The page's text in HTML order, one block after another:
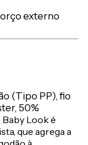
externo
(Tipo PP), fio
50%
Baby Look é
que agrega a